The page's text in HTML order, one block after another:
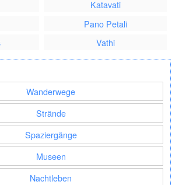
Katavati
Pano Petali
Vathi
Wanderwege
Strände
Spaziergänge
Museen
Nachtleben